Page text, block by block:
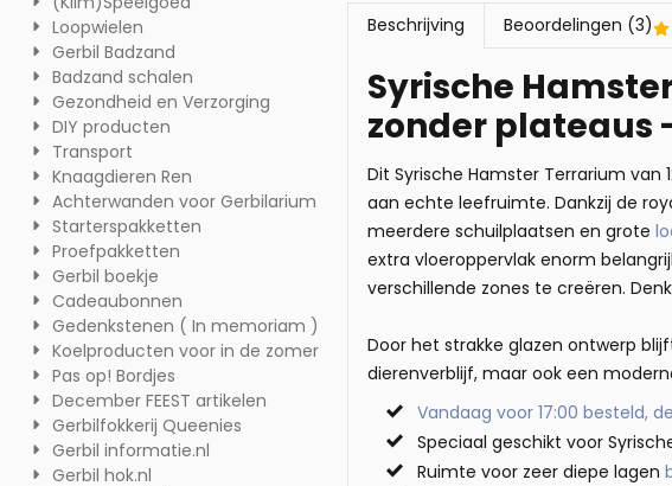
Loopwielen
Gerbil Badzand
Badzand schalen
Gezondheid en Verzorging
DIY producten
Transport
Knaagdieren Ren
Achterwanden voor Gerbilarium
Starterspakketten
Proefpakketten
Gerbil boekje
Cadeaubonnen
Gedenkstenen ( In memoriam )
Koelproducten voor in de zomer
Pas op! Bordjes
December FEEST artikelen
Gerbilfokkerij Queenies
Gerbil informatie.nl
Gerbil hok.nl
Beschrijving Beoordelingen (3)
Syrische
zonder plateaus
Dit Syrische Hamster Terrarium
aan echte leefruimte. Dankzij de
meerdere schuilplaatsen en grote
extra vloeroppervlak enorm
verschillende zones te creëren.
Door het strakke glazen ontwerp
dierenverblijf, maar ook een
Vandaag voor 17:00 besteld,
Speciaal geschikt voor
Ruimte voor zeer diepe lagen